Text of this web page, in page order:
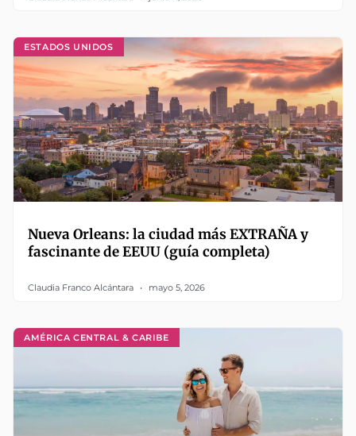
ESTADOS UNIDOS
Nueva Orleans: la ciudad más EXTRAÑA y
fascinante de EEUU (guía completa)
Claudia Franco Alcántara mayo 5, 2026
AMÉRICA CENTRAL & CARIBE